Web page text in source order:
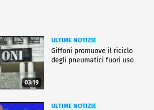
03:19
ULTIME NOTIZIE
Giffoni promuove il riciclo
degli pneumatici fuori uso
ULTIME NOTIZIE